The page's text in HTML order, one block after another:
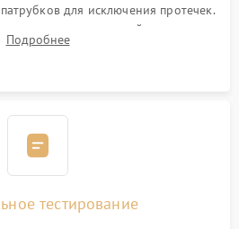
для исключения протечек.
гидравлической системы,
установка датчика поплавка.
Подробнее
тестирование